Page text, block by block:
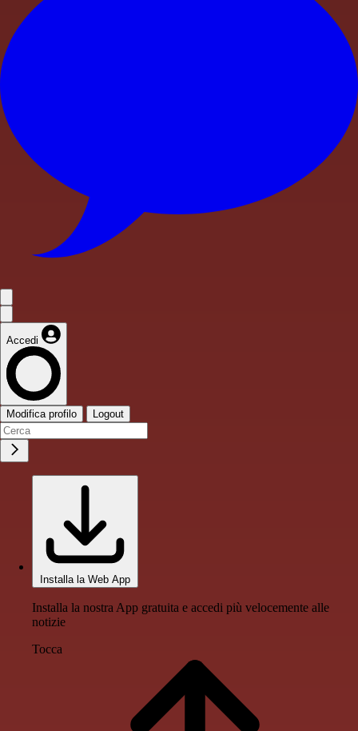
Accedi
Modifica profilo Logout
Installa la Web App
Installa la nostra App gratuita e accedi più velocemente alle
notizie
Tocca